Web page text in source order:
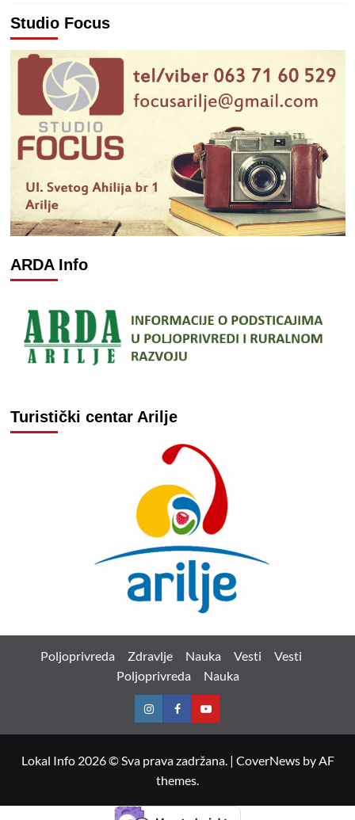
Studio Focus
ARDA Info
Turistički centar Arilje
Poljoprivreda Zdravlje Nauka Vesti
Vesti
Poljoprivreda
Nauka
InstagramFacebookYoutube
Lokal Info 2026 © Sva prava zadržana. | CoverNewsby AF
themes.